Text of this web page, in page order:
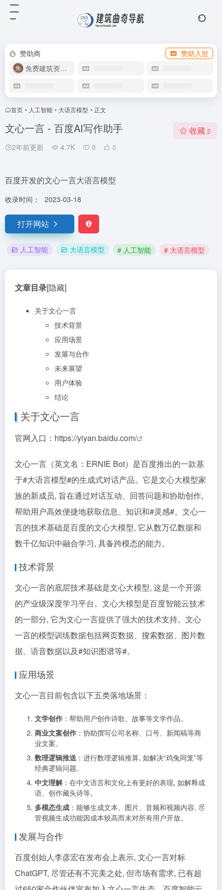
赞助商
赞助入驻
免费建筑资源库
首页 • 人工智能 • 大语言模型 • 正文
文心一言 - 百度AI写作助手
2年前更新 4.7K 0 0
收藏 2
百度开发的文心一言大语言模型
收录时间： 2023-03-18
打开网站
人工智能 大语言模型 # 人工智能 # 大语言模型
文章目录[隐藏]
关于文心一言
技术背景
应用场景
发展与合作
未来展望
用户体验
结论
关于文心一言
官网入口： https://yiyan.baidu.com/
文心一言（英文名：ERNIE Bot）是百度推出的一款基
于#大语言模型#的生成式对话产品。它是文心大模型家
族的新成员, 旨在通过对话互动、回答问题和协助创作,
帮助用户高效便捷地获取信息、知识和#灵感#。文心一
言的技术基础是百度的文心大模型, 它从数万亿数据和
数千亿知识中融合学习, 具备跨模态的能力。
技术背景
文心一言的底层技术基础是文心大模型, 这是一个开源
的产业级深度学习平台。文心大模型是百度智能云技术
的一部分, 它为文心一言提供了强大的技术支持。文心
一言的模型训练数据包括网页数据、搜索数据、图片数
据、语音数据以及#知识图谱等#。
应用场景
文心一言目前包含以下五类落地场景：
文学创作 ：帮助用户创作诗歌、故事等文学作品。
商业文案创作 ：协助撰写公司名称、口号、新闻稿等商
业文案。
数理逻辑推送 ：进行数理逻辑推算, 如解决“鸡兔同笼”等
经典逻辑问题。
中文理解：在中文语言和文化上有更好的表现, 如解释成
语、创作藏头诗等。
多模态生成 ：能够生成文本、图片、音频和视频内容, 尽
管视频生成功能因成本较高而未对所有用户开放。
发展与合作
百度创始人李彦宏在发布会上表示, 文心一言对标
ChatGPT, 尽管还有不完美之处, 但市场有需求, 已有超